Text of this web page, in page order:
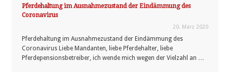
Pferdehaltung im Ausnahmezustand der Eindämmung des
Coronavirus
20. März 2020
Pferdehaltung im Ausnahmezustand der Eindämmung des
Coronavirus Liebe Mandanten, liebe Pferdehalter, liebe
Pferdepensionsbetreiber, ich wende mich wegen der Vielzahl an …